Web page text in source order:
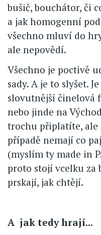
bušič, bouchátor, či
a jak homogenní
všechno mluví do
ale nepovědí.
Všechno je poctivě
sady. A je to slyšet.
slovutnější činelová
nebo jinde na
trochu připlatíte, ale
případě nemají co
(myslím ty made in
proto stojí vcelku za
prskají, jak chtějí.
A jak tedy hrají...